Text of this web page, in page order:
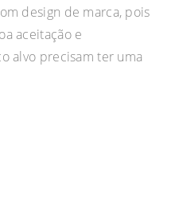
design de marca, pois
aceitação e
alvo precisam ter uma